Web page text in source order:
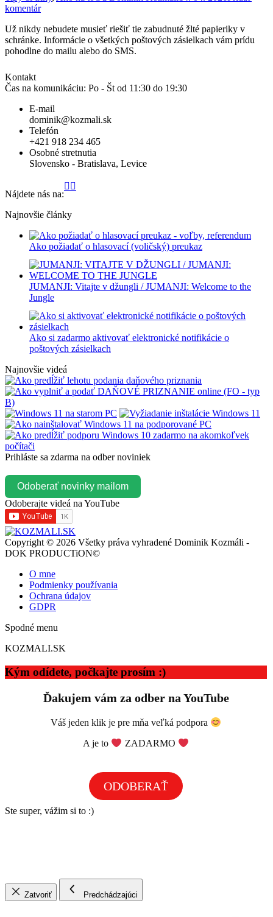
komentár
Už nikdy nebudete musieť riešiť tie zabudnuté žlté papieriky v
schránke. Informácie o všetkých poštových zásielkach vám prídu
pohodlne do mailu alebo do SMS.
Kontakt
Čas na komunikáciu: Po - Št od 11:30 do 19:30
E-mail
dominik@kozmali.sk
Telefón
+421 918 234 465
Osobné stretnutia
Slovensko - Bratislava, Levice
Nájdete nás na:
Stránka
otvorí
novom
okne
novom
okne
Stránka
otvorí
novom
okne
Stránka
otvorí
novom
okne
novom
okne
Stránka
otvorí
novom
okne
Stránka
otvorí
novom
okne
novom
okne
Stránka
otvorí
novom
okne
novom
okne
Najnovšie články
Ako požiadať o hlasovací (voličský) preukaz
JUMANJI: Vitajte v džungli / JUMANJI: Welcome to the
Jungl‪e
Ako si zadarmo aktivovať elektronické notifikácie o
poštových zásielkach
Najnovšie videá
Prihláste sa zdarma na odber noviniek
Odoberať novinky mailom
Odoberajte videá na YouTube
Copyright © 2026 Všetky práva vyhradené Dominik Kozmáli -
DOK PRODUCTiON©
O mne
Podmienky používania
Ochrana údajov
GDPR
Spodné menu
KOZMALI.SK
Kým odídete, počkajte prosím :)
Ďakujem vám za odber na YouTube
Váš jeden klik je pre mňa veľká podpora
A je to ZADARMO
ODOBERAŤ
Ste super, vážim si to :)
Zatvoriť Predchádzajúci